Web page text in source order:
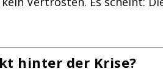
hinter der Krise?